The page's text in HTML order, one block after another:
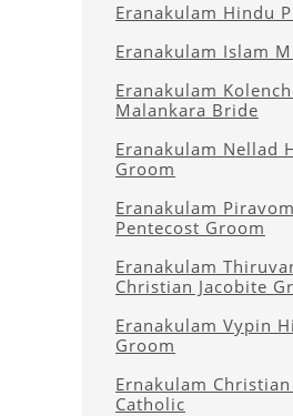
Eranakulam Hindu
Eranakulam Islam
Eranakulam
Malankara Bride
Eranakulam Nellad
Groom
Eranakulam
Pentecost Groom
Eranakulam
Christian Jacobite
Eranakulam Vypin
Groom
Ernakulam Christian
Catholic